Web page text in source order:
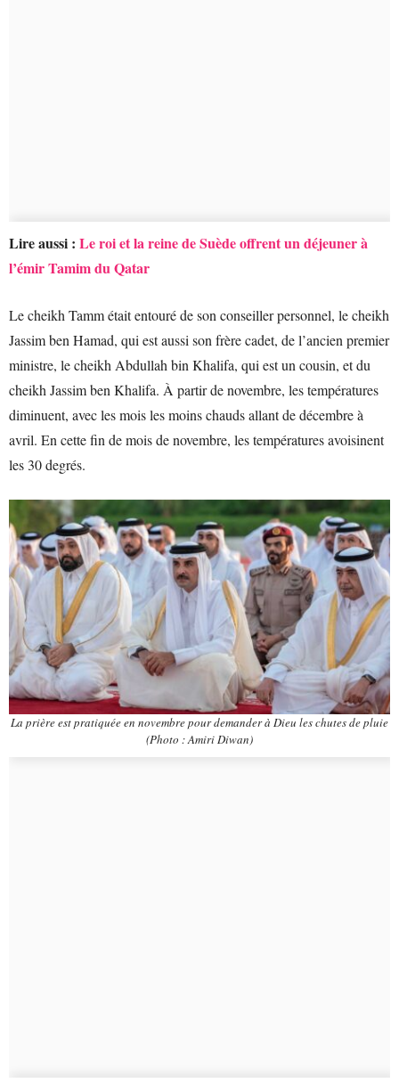
Lire aussi : Le roi et la reine de Suède offrent un déjeuner à
l’émir Tamim du Qatar
Le cheikh Tamm était entouré de son conseiller personnel, le cheikh
Jassim ben Hamad, qui est aussi son frère cadet, de l’ancien premier
ministre, le cheikh Abdullah bin Khalifa, qui est un cousin, et du
cheikh Jassim ben Khalifa. À partir de novembre, les températures
diminuent, avec les mois les moins chauds allant de décembre à
avril. En cette fin de mois de novembre, les températures avoisinent
les 30 degrés.
La prière est pratiquée en novembre pour demander à Dieu les chutes de pluie
(Photo : Amiri Diwan)